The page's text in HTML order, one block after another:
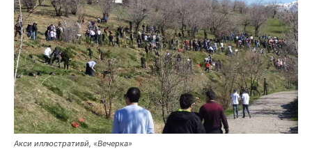
Акси иллюстративӣ, «Вечерка»